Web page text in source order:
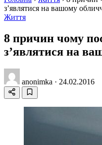
з’являтися на вашому
Життя
8 причин чому
з’являтися на
anonimka · 24.02.2016